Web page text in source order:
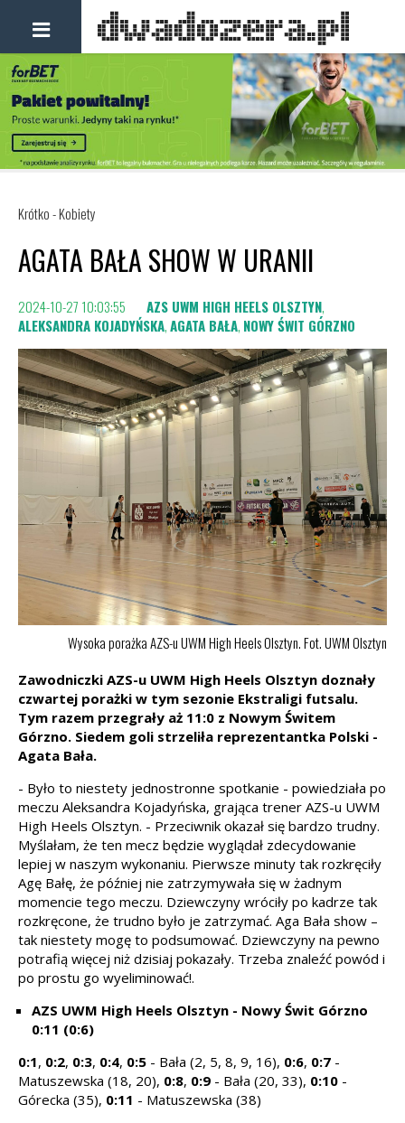
Krótko - Kobiety
AGATA BAŁA SHOW W URANII
2024-10-27 10:03:55 AZS UWM HIGH HEELS OLSZTYN,
ALEKSANDRA KOJADYŃSKA,AGATA BAŁA, NOWY ŚWIT GÓRZNO
Wysoka porażka AZS-u UWM High Heels Olsztyn. Fot. UWM Olsztyn
Zawodniczki AZS-u UWM High Heels Olsztyn doznały
czwartej porażki w tym sezonie Ekstraligi futsalu.
Tym razem przegrały aż 11:0 z Nowym Świtem
Górzno. Siedem goli strzeliła reprezentantka Polski -
Agata Bała.
- Było to niestety jednostronne spotkanie - powiedziała po
meczu Aleksandra Kojadyńska, grająca trener AZS-u UWM
High Heels Olsztyn. - Przeciwnik okazał się bardzo trudny.
Myślałam, że ten mecz będzie wyglądał zdecydowanie
lepiej w naszym wykonaniu. Pierwsze minuty tak rozkręciły
Agę Bałę, że później nie zatrzymywała się w żadnym
momencie tego meczu. Dziewczyny wróciły po kadrze tak
rozkręcone, że trudno było je zatrzymać. Aga Bała show –
tak niestety mogę to podsumować. Dziewczyny na pewno
potrafią więcej niż dzisiaj pokazały. Trzeba znaleźć powód i
po prostu go wyeliminować!.
AZS UWM High Heels Olsztyn - Nowy Świt Górzno
0:11 (0:6)
0:1, 0:2, 0:3, 0:4, 0:5 - Bała (2, 5, 8, 9, 16), 0:6, 0:7 -
Matuszewska (18, 20), 0:8, 0:9 - Bała (20, 33), 0:10 -
Górecka (35), 0:11 - Matuszewska (38)